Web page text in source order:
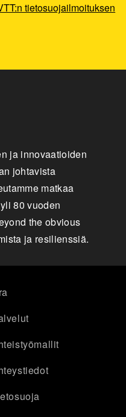
tietosuojailmoituksen
ja innovaatioiden
johtavista
matkaa
80 vuoden
the obvious
ja resilienssiä.